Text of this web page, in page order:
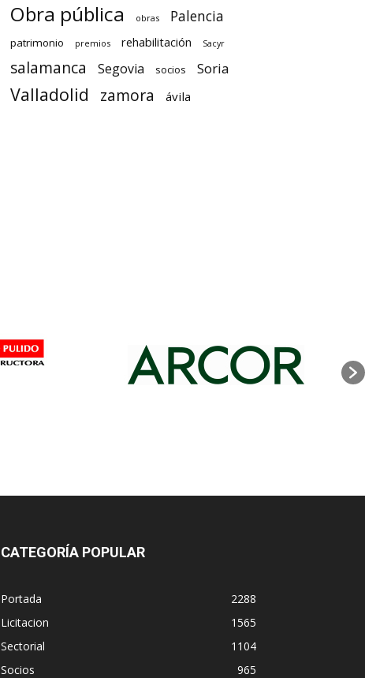
Obra pública obras Palencia
patrimonio premios rehabilitación Sacyr
salamanca Segovia socios Soria
Valladolid zamora ávila
CATEGORÍA POPULAR
Portada
2288
Licitacion
1565
Sectorial
1104
Socios
965